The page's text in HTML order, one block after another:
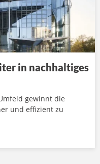
in nachhaltiges
gewinnt die
und effizient zu